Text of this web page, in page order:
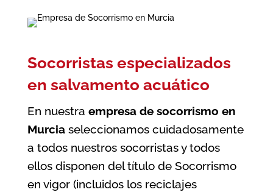
Socorristas especializados
en salvamento acuático
En nuestra empresa de socorrismo en
Murcia seleccionamos cuidadosamente
a todos nuestros socorristas y todos
ellos disponen del título de Socorrismo
en vigor (incluidos los reciclajes